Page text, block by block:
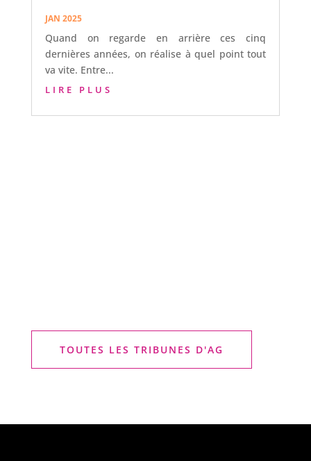
JAN 2025
Quand on regarde en arrière ces cinq
dernières années, on réalise à quel point tout
va vite. Entre...
LIRE PLUS
TOUTES LES TRIBUNES D'AG